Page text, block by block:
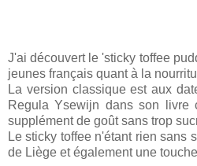
J'ai découvert le 'sticky toffee
jeunes français quant à la
La version classique est aux
Regula Ysewijn dans son livre
supplément de goût sans trop
Le sticky toffee n'étant rien sans
de Liège et également une